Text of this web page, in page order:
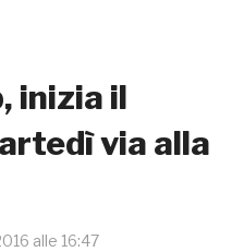
inizia il
via alla
alle 16:47